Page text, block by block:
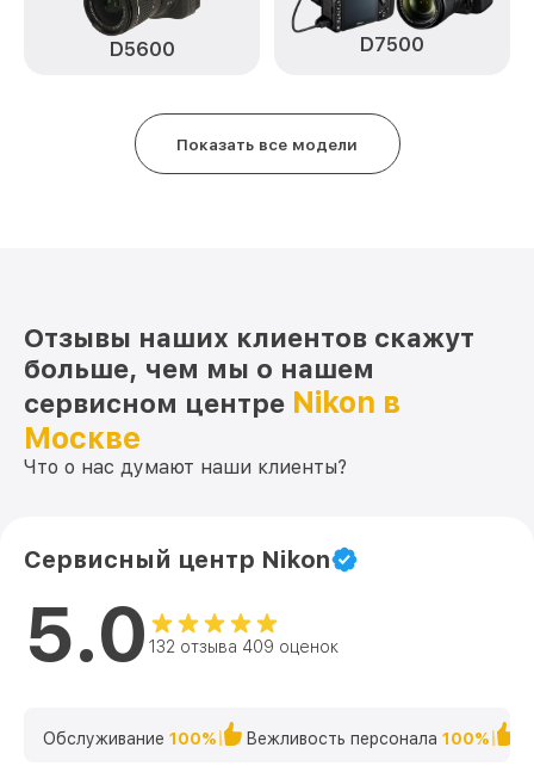
Замена кнопки включения D850 Body
от 2100₽
Замена аккумулятора D850 Body Nikon
D5600 D7500
Показать все модели
Отзывы наших клиентов скажут
больше, чем мы о нашем
сервисном центре Nikon в
Москве
Что о нас думают наши клиенты?
Сервисный центр Nikon
5.0 132 отзыва 409 оценок
Обслуживание 100% Вежливость персонала 100%